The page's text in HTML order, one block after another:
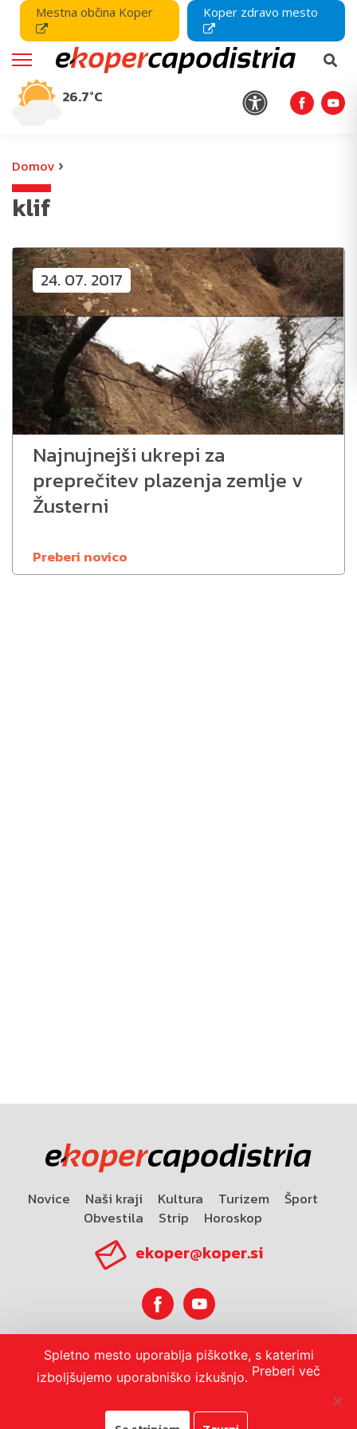
Mestna občina Koper Koper zdravo mesto
26.7°C
Domov ›
klif
24. 07. 2017
Najnujnejši ukrepi za
preprečitev plazenja zemlje v
Žusterni
Preberi novico
Novice Naši kraji Kultura Turizem
Šport
Obvestila
Strip Horoskop
ekoper@koper.si
Horoskop
Spletno mesto uporablja piškotke, s katerimi
izboljšujemo uporabniško izkušnjo. Preberi več